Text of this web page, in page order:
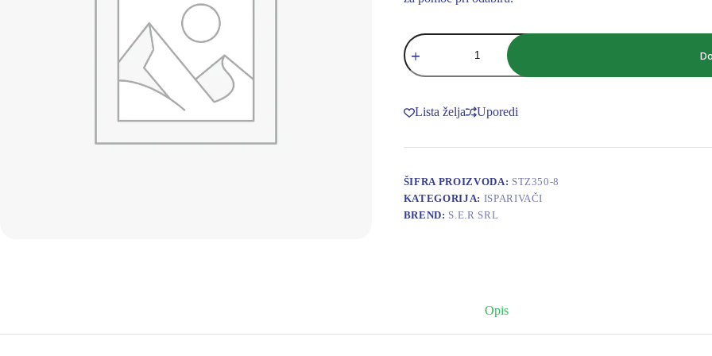
SER
ISPARIVAC
STZ
350-
ED
k.11mm
Lista želja Uporedi
ŠIFRA PROIZVODA: STZ350-8
KATEGORIJA: ISPARIVAČI
BREND: S.E.R SRL
Opis